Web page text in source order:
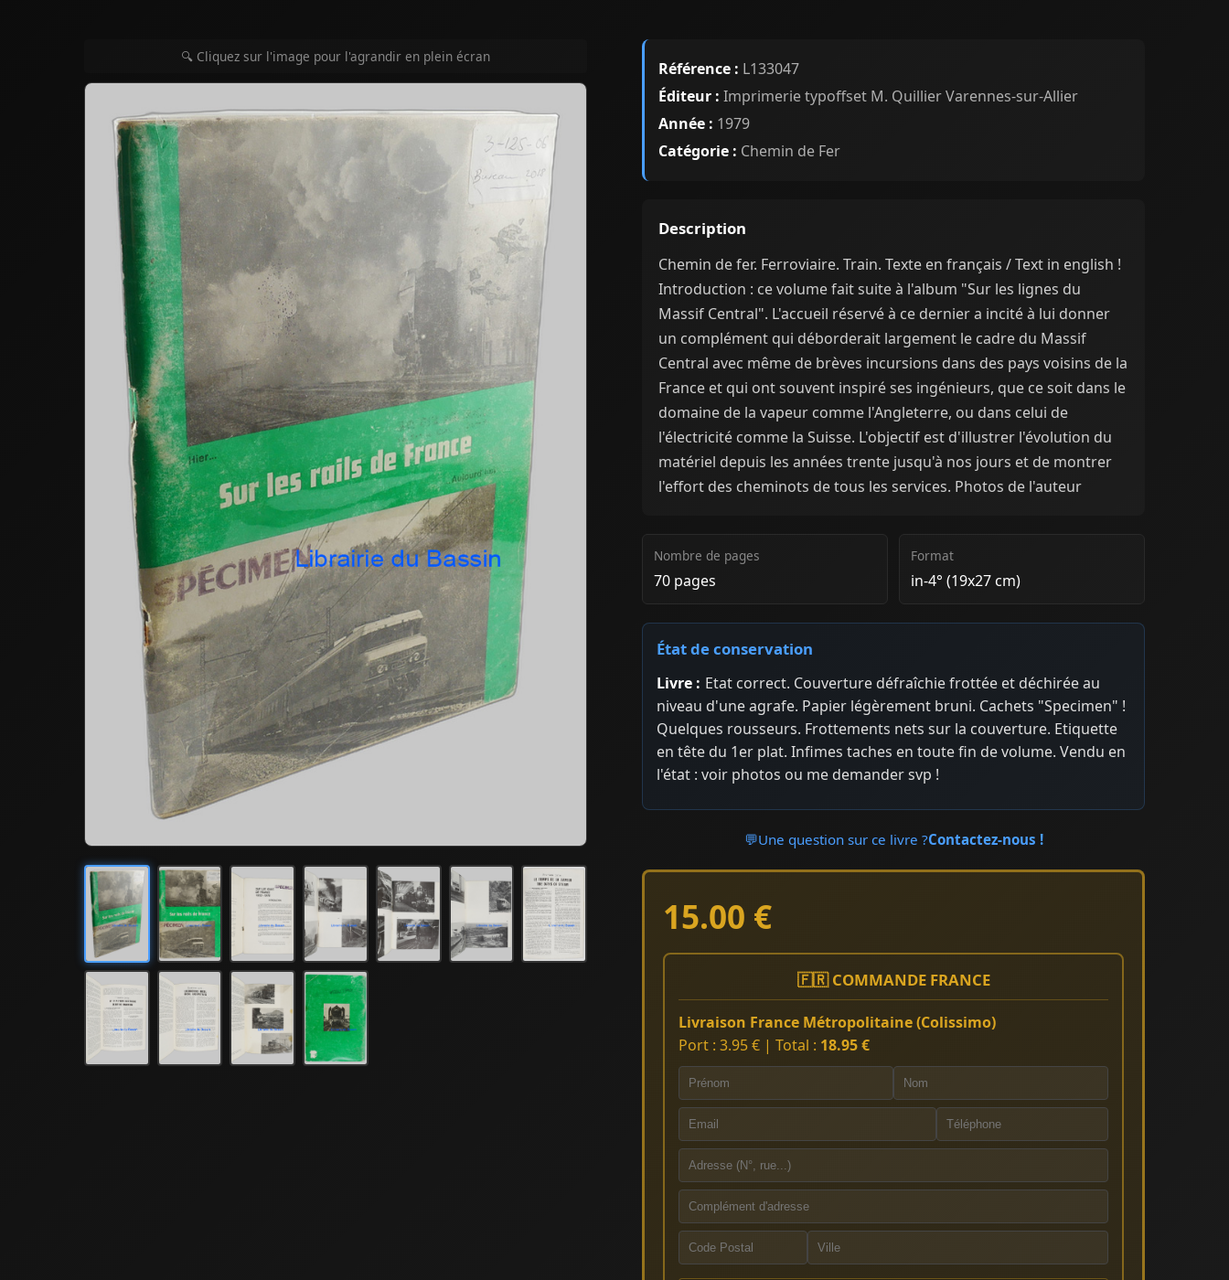
🔍 Cliquez sur l'image pour l'agrandir en plein écran
Référence : L133047
Éditeur : Imprimerie typoffset M. Quillier Varennes-sur-Allier
Année : 1979
Catégorie : Chemin de Fer
Description
Chemin de fer. Ferroviaire. Train. Texte en français / Text in english !
Introduction : ce volume fait suite à l'album "Sur les lignes du
Massif Central". L'accueil réservé à ce dernier a incité à lui donner
un complément qui déborderait largement le cadre du Massif
Central avec même de brèves incursions dans des pays voisins de la
France et qui ont souvent inspiré ses ingénieurs, que ce soit dans le
domaine de la vapeur comme l'Angleterre, ou dans celui de
l'électricité comme la Suisse. L'objectif est d'illustrer l'évolution du
matériel depuis les années trente jusqu'à nos jours et de montrer
l'effort des cheminots de tous les services. Photos de l'auteur
Nombre de pages
70 pages
Format
in-4° (19x27 cm)
État de conservation
Livre : Etat correct. Couverture défraîchie frottée et déchirée au
niveau d'une agrafe. Papier légèrement bruni. Cachets "Specimen" !
Quelques rousseurs. Frottements nets sur la couverture. Etiquette
en tête du 1er plat. Infimes taches en toute fin de volume. Vendu en
l'état : voir photos ou me demander svp !
💬Une question sur ce livre ?Contactez-nous !
15.00 €
🇫🇷 COMMANDE FRANCE
Livraison France Métropolitaine (Colissimo)
Port : 3.95 € | Total : 18.95 €